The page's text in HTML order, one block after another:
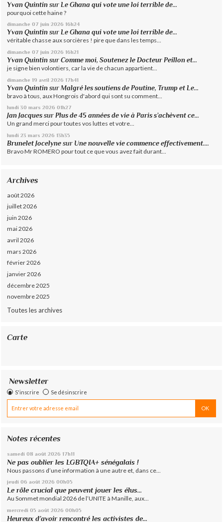
Yvan Quintin sur Le Ghana qui vote une loi terrible de...
pourquoi cette haine ?
dimanche 07 juin 2026 16h24
Yvan Quintin surLe Ghana qui vote une loi terrible de...
véritable chasse aux sorcières ! pire que dans les temps...
dimanche 07 juin 2026 16h21
Yvan Quintin surComme moi, Soutenez le Docteur Peillon et...
je signe bien volontiers, car la vie de chacun appartient...
dimanche 19 avril 2026 17h41
Yvan Quintin surMalgré les soutiens de Poutine, Trump et Le...
bravo à tous, aux Hongrois d'abord qui sont su comment...
lundi 30 mars 2026 01h27
Jan Jacques surPlus de 45 années de vie à Paris s’achèvent ce...
Un grand merci pour toutes vos luttes et votre...
lundi 23 mars 2026 13h35
Brunelet Jocelyne sur Une nouvelle vie commence effectivement....
Bravo Mr ROMERO pour tout ce que vous avez fait durant...
Archives
août 2026
juillet 2026
juin 2026
mai 2026
avril 2026
mars 2026
février 2026
janvier 2026
décembre 2025
novembre 2025
Toutes les archives
Carte
Newsletter
S'inscrire Se désinscrire
Notes récentes
samedi 08 août 2026 17h11
Ne pas oublier les LGBTQIA+ sénégalais !
Nous passons d’une information à une autre et, dans ce...
jeudi 06 août 2026 00h05
Le rôle crucial que peuvent jouer les élus...
Au Sommet mondial 2026 de l’UNITE à Manille, aux...
mercredi 05 août 2026 00h05
Heureux d’avoir rencontré les activistes de...